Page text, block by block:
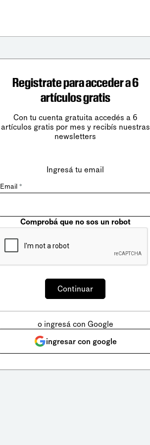
Registrate para acceder a 6
artículos gratis
Con tu cuenta gratuita accedés a 6
artículos gratis por mes y recibís nuestras
newsletters
Ingresá tu email
Email *
Comprobá que no sos un robot
o ingresá con Google
ingresar con google